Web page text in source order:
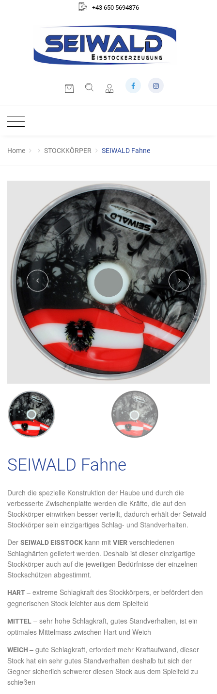
+43 650 5694876
Home STOCKKÖRPER SEIWALD Fahne
SEIWALD Fahne
Durch die spezielle Konstruktion der Haube und durch die
verbesserte Zwischenplatte werden die Kräfte, die auf den
Stockkörper einwirken besser verteilt, dadurch erhält der Seiwald
Stockkörper sein einzigartiges Schlag- und Standverhalten.
Der SEIWALD EISSTOCK kann mit VIER verschiedenen
Schlaghärten geliefert werden. Deshalb ist dieser einzigartige
Stockkörper auch auf die jeweiligen Bedürfnisse der einzelnen
Stockschützen abgestimmt.
HART– extreme Schlagkraft des Stockkörpers, er befördert den
gegnerischen Stock leichter aus dem Spielfeld
MITTEL – sehr hohe Schlagkraft, gutes Standverhalten, ist ein
optimales Mittelmass zwischen Hart und Weich
WEICH – gute Schlagkraft, erfordert mehr Kraftaufwand, dieser
Stock hat ein sehr gutes Standverhalten deshalb tut sich der
Gegner sicherlich schwerer diesen Stock aus dem Spielfeld zu
schießen